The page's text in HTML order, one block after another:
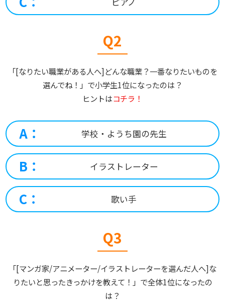
Q2
「[なりたい職業がある人へ]どんな職業？一番なりたいものを
選んでね！」で小学生1位になったのは？
ヒントはコチラ！
A： 学校・ようち園の先生
B： イラストレーター
C： 歌い手
Q3
「[マンガ家/アニメーター/イラストレーターを選んだ人へ]な
りたいと思ったきっかけを教えて！」で全体1位になったの
は？